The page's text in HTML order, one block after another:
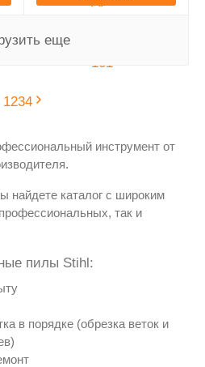
еще
1234
инструмент от
найдете каталог с широким
так и
пилы Stihl:
в порядке (обрезка веток и